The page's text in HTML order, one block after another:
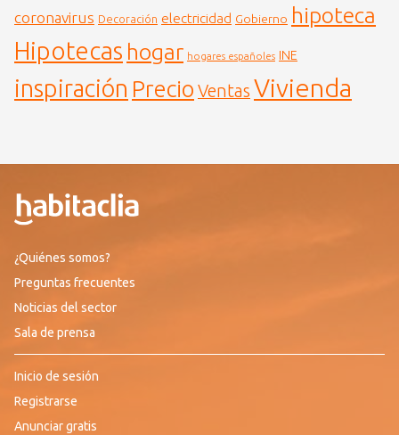
coronavirus Decoración electricidad Gobierno hipoteca
Hipotecas hogar hogares españoles INE
inspiración Precio Ventas Vivienda
¿Quiénes somos?
Preguntas frecuentes
Noticias del sector
Sala de prensa
Inicio de sesión
Registrarse
Anunciar gratis